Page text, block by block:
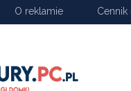
O reklamie Cennik